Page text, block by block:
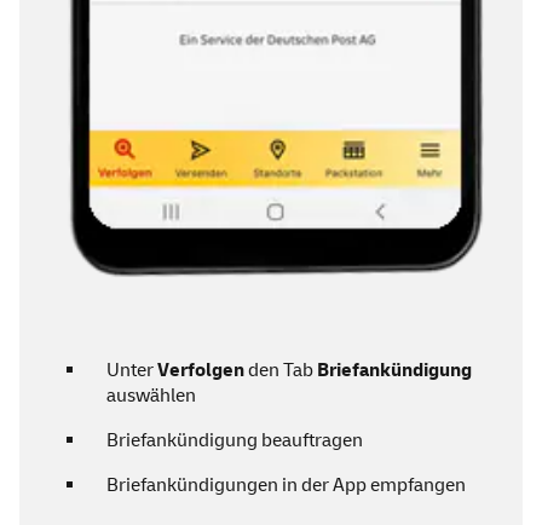
UnterVerfolgenden Tab Briefankündigung
auswählen
Briefankündigung beauftragen
Briefankündigungen in derAppempfangen